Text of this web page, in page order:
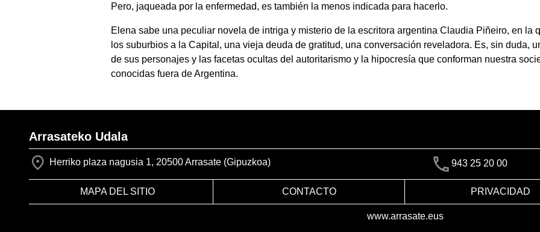
Pero, jaqueada por la enfermedad, es también la menos indicada para hacerlo.
Elena sabe una peculiar novela de intriga y misterio de la escritora argentina Claudia Piñeiro, en la
los suburbios a la Capital, una vieja deuda de gratitud, una conversación reveladora. Es, sin duda,
de sus personajes y las facetas ocultas del autoritarismo y la hipocresía que conforman nuestra
conocidas fuera de Argentina.
Arrasateko Udala
Herriko plaza nagusia 1, 20500 Arrasate (Gipuzkoa) 943 25 20 00
MAPA DEL SITIO CONTACTO PRIVACIDAD
www.arrasate.eus